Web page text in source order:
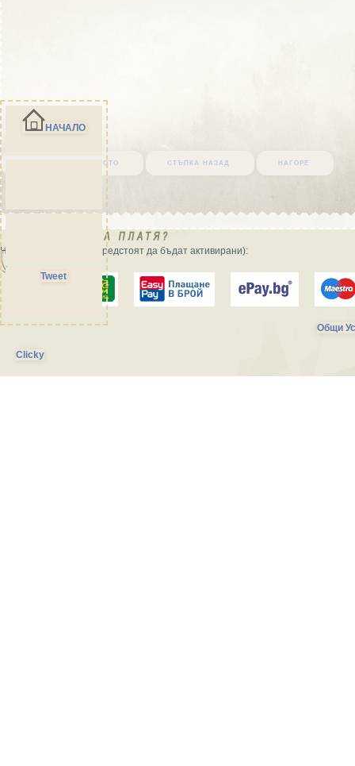
върни се в началото стъпка назад нагоре
Начини на плащане (предстоят да бъдат активирани):
Общи
Clicky
НАЧАЛО
Tweet